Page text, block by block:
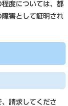
度については、都
害として証明され
請求してくださ